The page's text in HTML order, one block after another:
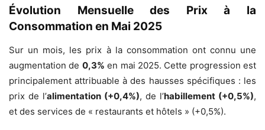
Évolution Mensuelle des Prix à la
Consommation en Mai 2025
Sur un mois, les prix à la consommation ont connu une
augmentation de 0,3% en mai 2025. Cette progression est
principalement attribuable à des hausses spécifiques : les
prix de l’alimentation (+0,4%), de l’habillement (+0,5%),
et des services de « restaurants et hôtels » (+0,5%).